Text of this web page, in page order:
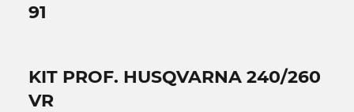
91
KIT PROF. HUSQVARNA 240/260
VR